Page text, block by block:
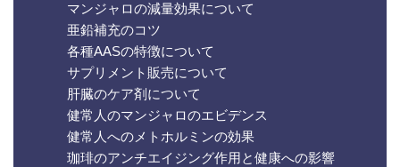
マンジャロの減量効果について
亜鉛補充のコツ
各種AASの特徴について
サプリメント販売について
肝臓のケア剤について
健常人のマンジャロのエビデンス
健常人へのメトホルミンの効果
珈琲のアンチエイジング作用と健康への影響